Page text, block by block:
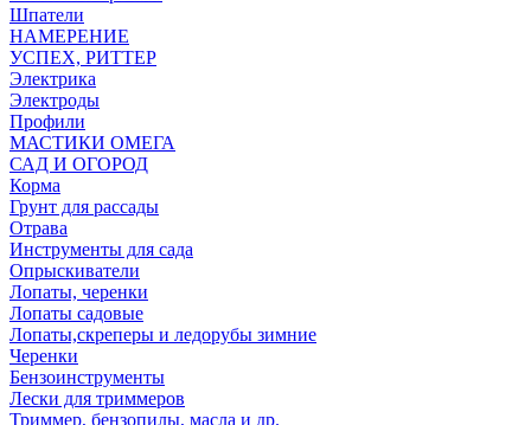
Шпатели
НАМЕРЕНИЕ
УСПЕХ, РИТТЕР
Электрика
Электроды
Профили
МАСТИКИ ОМЕГА
САД И ОГОРОД
Корма
Грунт для рассады
Отрава
Инструменты для сада
Опрыскиватели
Лопаты, черенки
Лопаты садовые
Лопаты,скреперы и ледорубы зимние
Черенки
Бензоинструменты
Лески для триммеров
Триммер, бензопилы, масла и др.